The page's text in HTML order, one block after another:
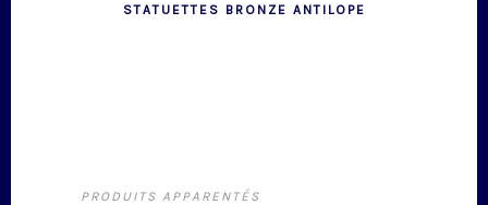
STATUETTES BRONZE ANTILOPE
PRODUITS APPARENTÉS